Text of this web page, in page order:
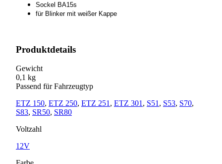
Sockel BA15s
für Blinker mit weißer Kappe
Produktdetails
Gewicht
0,1 kg
Passend für Fahrzeugtyp
ETZ 150, ETZ 250, ETZ 251 , ETZ 301 , S51 , S53, S70,
S83, SR50, SR80
Voltzahl
12V